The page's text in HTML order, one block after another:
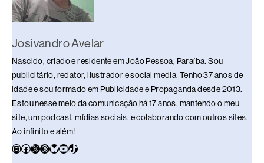
Josivandro Avelar
Nascido, criado e residente em João Pessoa, Paraíba. Sou
publicitário, redator, ilustrador e social media. Tenho 37 anos de
idade e sou formado em Publicidade e Propaganda desde 2013.
Estou nesse meio da comunicação há 17 anos, mantendo o meu
site, um podcast, mídias sociais, e colaborando com outros sites.
Ao infinito e além!